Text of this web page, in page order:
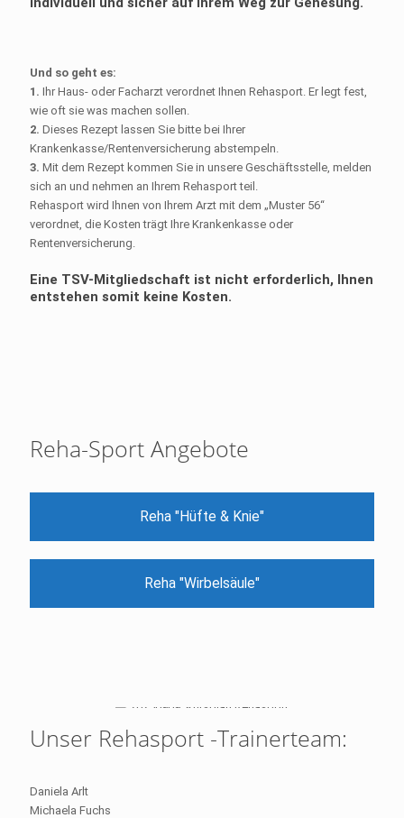
Und so geht es:
1. Ihr Haus- oder Facharzt verordnet Ihnen Rehasport. Er legt fest,
wie oft sie was machen sollen.
2. Dieses Rezept lassen Sie bitte bei Ihrer
Krankenkasse/Rentenversicherung abstempeln.
3. Mit dem Rezept kommen Sie in unsere Geschäftsstelle, melden
sich an und nehmen an Ihrem Rehasport teil.
Rehasport wird Ihnen von Ihrem Arzt mit dem „Muster 56“
verordnet, die Kosten trägt Ihre Krankenkasse oder
Rentenversicherung.
Eine TSV-Mitgliedschaft ist nicht erforderlich, Ihnen
entstehen somit keine Kosten.
Reha-Sport Angebote
Reha "Hüfte & Knie"
Reha "Wirbelsäule"
Unser Rehasport -Trainerteam:
Daniela Arlt
Michaela Fuchs